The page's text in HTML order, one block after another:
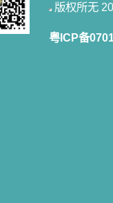
版权所无
粤ICP备